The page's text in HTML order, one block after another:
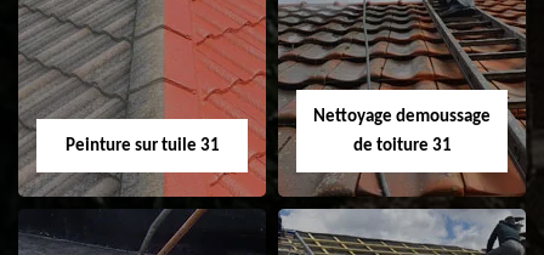
ravalement de
façade 31
Peinture sur tuile 31
Nettoyage demoussage
de toiture 31